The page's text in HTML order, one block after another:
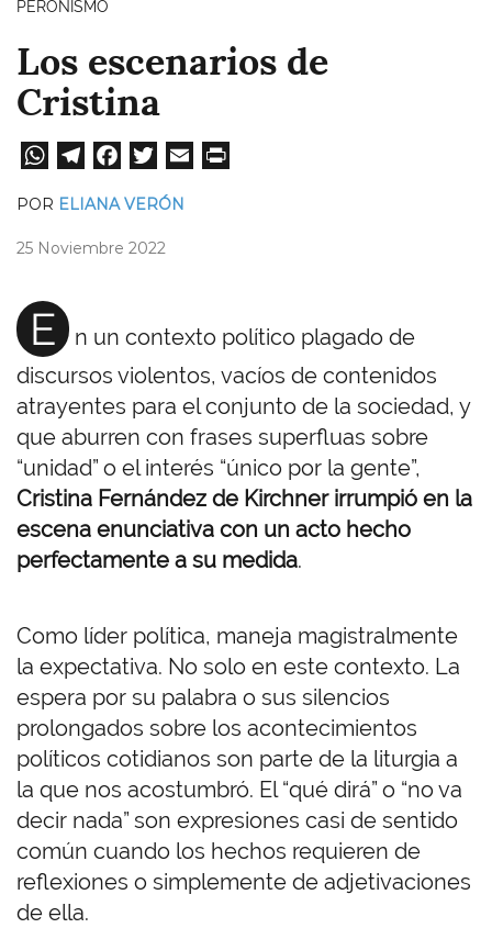
PERONISMO
Los escenarios de
Cristina
W
A
pp
Te
a
Fa
ok
wi
er
POR ELIANA VERÓN
25 Noviembre 2022
E
n un contexto político plagado de
discursos violentos, vacíos de contenidos
atrayentes para el conjunto de la sociedad, y
que aburren con frases superfluas sobre
“unidad” o el interés “único por la gente”,
Cristina Fernández de Kirchner irrumpió en la
escena enunciativa con un acto hecho
perfectamente a su medida.
Como líder política, maneja magistralmente
la expectativa. No solo en este contexto. La
espera por su palabra o sus silencios
prolongados sobre los acontecimientos
políticos cotidianos son parte de la liturgia a
la que nos acostumbró. El “qué dirá” o “no va
decir nada” son expresiones casi de sentido
común cuando los hechos requieren de
reflexiones o simplemente de adjetivaciones
de ella.